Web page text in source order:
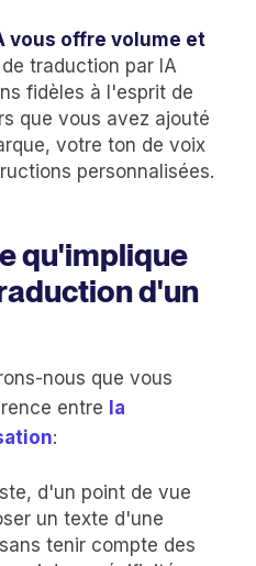
vous offre volume et
traduction par IA
fidèles à l'esprit de
que vous avez ajouté
votre ton de voix
personnalisées.
qu'implique
d'un
nous que vous
entre la
:
d'un point de vue
un texte d'une
tenir compte des